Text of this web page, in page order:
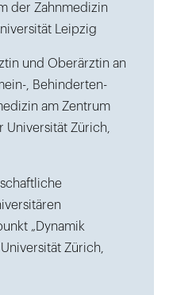
der Zahnmedizin
Leipzig
und Oberärztin an
, Behinderten-
am Zentrum
Zürich,
„Dynamik
Zürich,